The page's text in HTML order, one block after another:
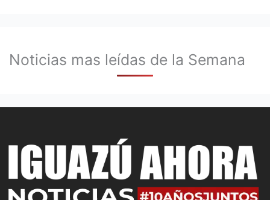
Noticias mas leídas de la Semana